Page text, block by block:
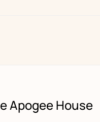
Apogee House